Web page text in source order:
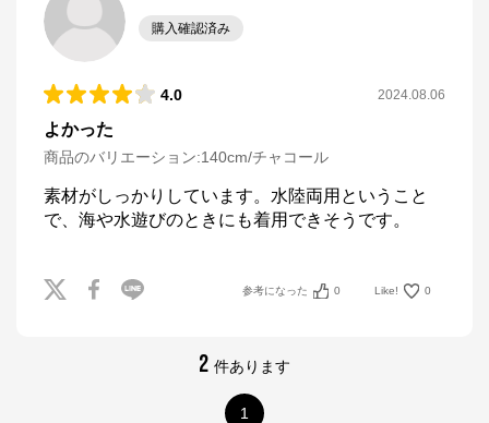
購入確認済み
4.0 2024.08.06
よかった
商品のバリエーション:140cm/チャコール
素材がしっかりしています。水陸両用ということ
で、海や水遊びのときにも着用できそうです。
参考になった 0 Like! 0
2 件あります
1